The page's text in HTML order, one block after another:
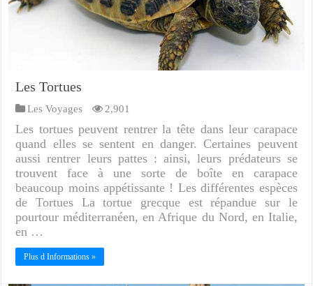
Les Tortues
Les Voyages 2,901
Les tortues peuvent rentrer la tête dans leur carapace
quand elles se sentent en danger. Certaines peuvent
aussi rentrer leurs pattes : ainsi, leurs prédateurs se
trouvent face à une sorte de boîte en carapace
beaucoup moins appétissante ! Les différentes espèces
de Tortues La tortue grecque est répandue sur le
pourtour méditerranéen, en Afrique du Nord, en Italie,
en …
Plus d Informations »